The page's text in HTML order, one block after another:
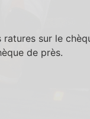
sur le
de près.